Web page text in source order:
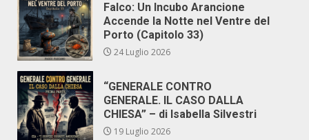
Falco: Un Incubo Arancione
Accende la Notte nel Ventre del
Porto (Capitolo 33)
24 Luglio 2026
“GENERALE CONTRO
GENERALE. IL CASO DALLA
CHIESA” – di Isabella Silvestri
19 Luglio 2026